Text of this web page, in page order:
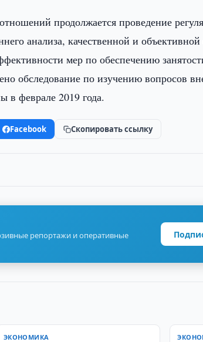
продолжается проведение
анализа, качественной и
мер по обеспечению
обследование по изучению вопросов
в феврале 2019 года.
Facebook Скопировать ссылку
репортажи и оперативные
ЭКОНОМИКА